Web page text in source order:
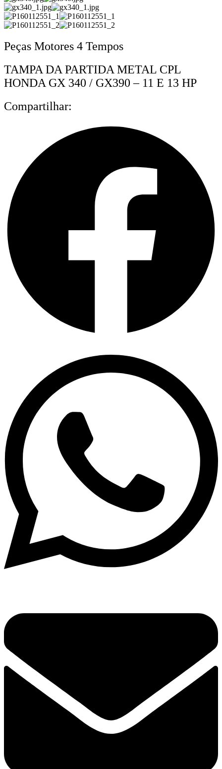
Peças Motores 4 Tempos
TAMPA DA PARTIDA METAL CPL
HONDA GX 340 / GX390 – 11 E 13 HP
Compartilhar: